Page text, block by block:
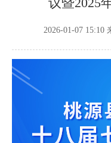
2026-01-07 15:10